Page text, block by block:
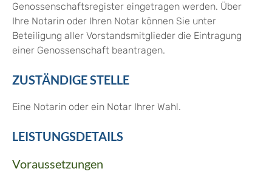
Genossenschaftsregister eingetragen werden. Über
Ihre Notarin oder Ihren Notar können Sie unter
Beteiligung aller Vorstandsmitglieder die Eintragung
einer Genossenschaft beantragen.
ZUSTÄNDIGE STELLE
Eine Notarin oder ein Notar Ihrer Wahl.
LEISTUNGSDETAILS
Voraussetzungen